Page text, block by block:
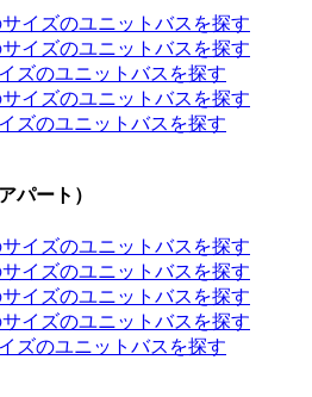
パート）